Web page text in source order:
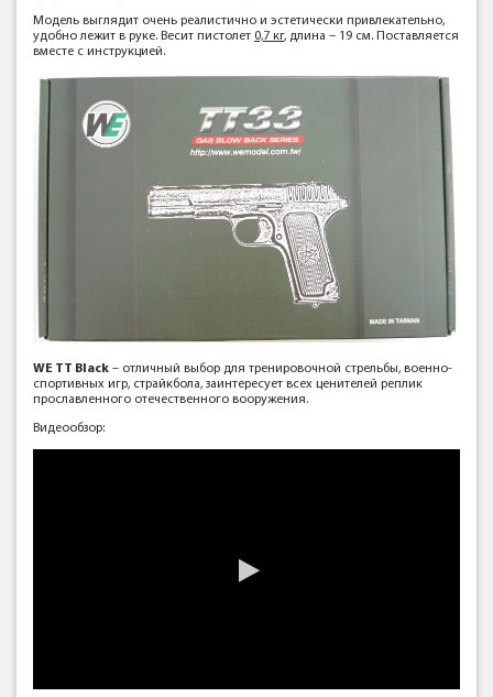
Модель выглядит очень реалистично и эстетически привлекательно,
удобно лежит в руке. Весит пистолет 0,7 кг, длина – 19 см. Поставляется
вместе с инструкцией.
WE TT Black – отличный выбор для тренировочной стрельбы, военно-
спортивных игр, страйкбола, заинтересует всех ценителей реплик
прославленного отечественного вооружения.
Видеообзор: